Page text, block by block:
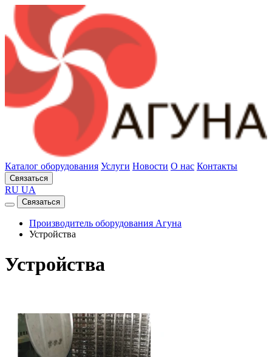
Каталог оборудования Услуги Новости О нас Контакты
Связаться
RU UA
Связаться
Производитель оборудования Агуна
Устройства
Устройства